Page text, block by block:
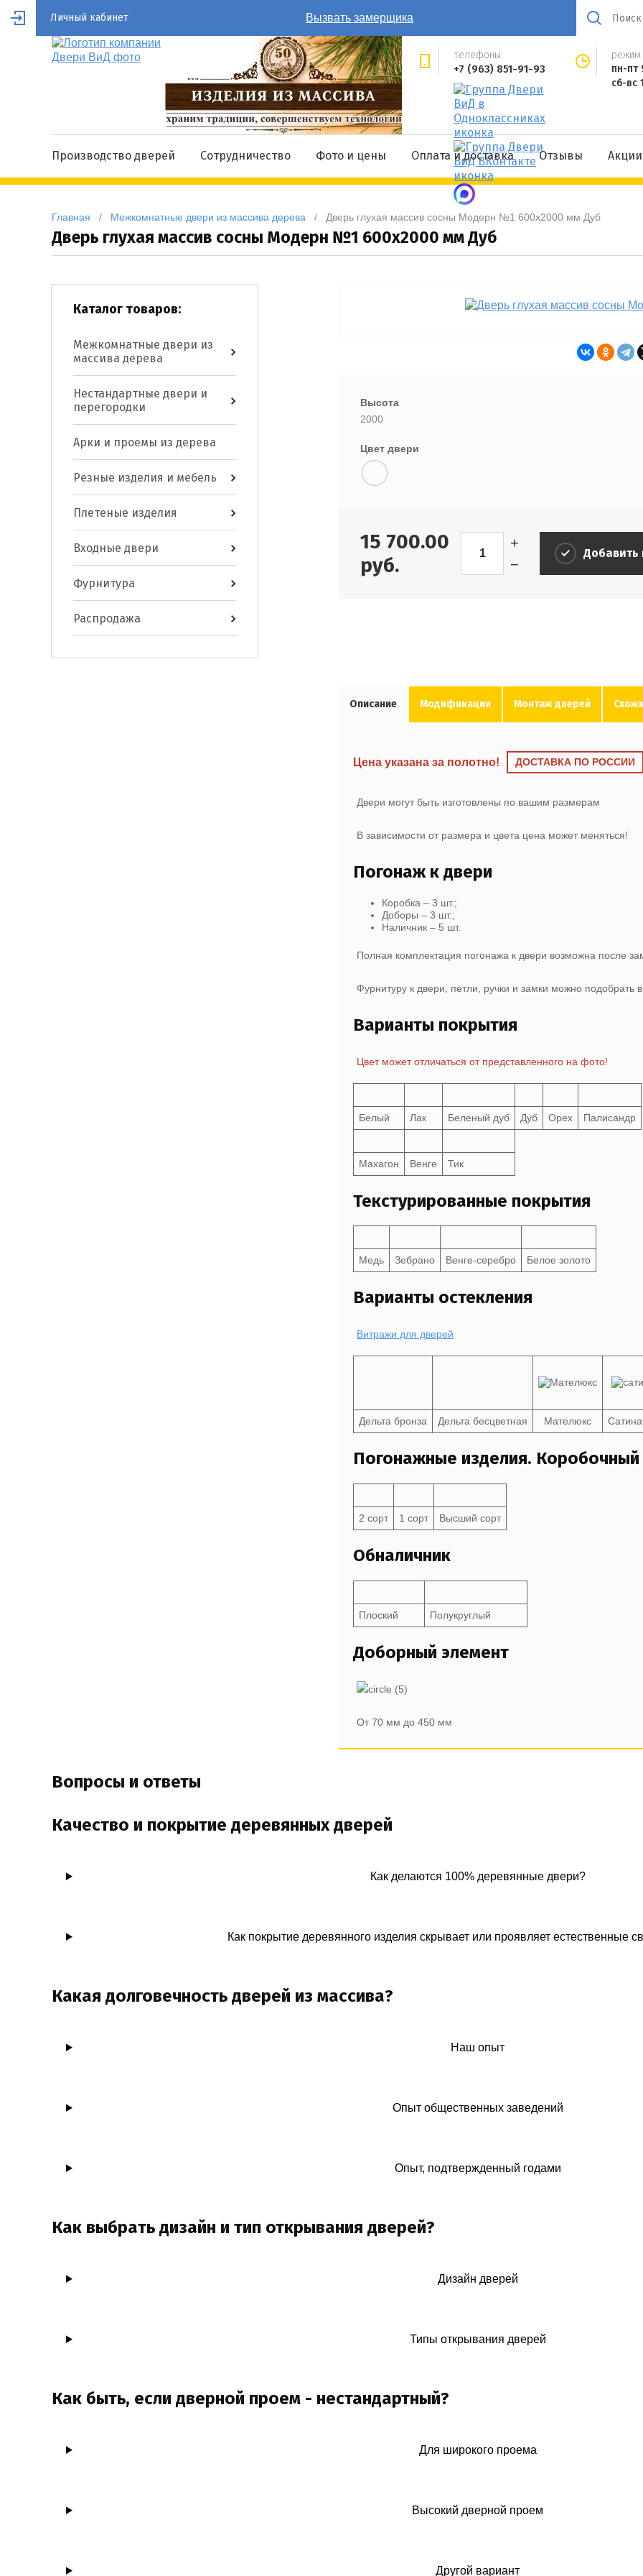
Личный кабинет Вызвать замерщика
телефоны:
+7 (963) 851-91-93
режим
пн-пт
сб-вс
Производство дверей Сотрудничество Фото и цены Оплата и доставка Отзывы Акции
Главная
   /
Межкомнатные двери из массива дерева
   /
Дверь глухая массив сосны Модерн №1 600x2000 мм Дуб
Дверь глухая массив сосны Модерн №1 600x2000 мм Дуб
Каталог товаров:
Межкомнатные двери из
массива дерева
Нестандартные двери и
перегородки
Арки и проемы из дерева
Резные изделия и мебель
Плетеные изделия
Входные двери
Фурнитура
Распродажа
Высота
2000
Цвет двери
15 700.00
руб.
−
+
Добавить
Описание Модификации Монтаж дверей
Цена указана за полотно! ДОСТАВКА ПО РОССИИ
Двери могут быть изготовлены по вашим размерам
В зависимости от размера и цвета цена может меняться!
Погонаж к двери
Коробка – 3 шт.;
Доборы – 3 шт.;
Наличник – 5 шт.
Полная комплектация погонажа к двери возможна после
Фурнитуру к двери, петли, ручки и замки можно подобрать
Варианты покрытия
Цвет может отличаться от представленного на фото!
Белый Лак Беленый дуб Дуб Орех Палисандр
Махагон Венге Тик
Текстурированные покрытия
Медь Зебрано Венге-серебро Белое золото
Варианты остекления
Витражи для дверей
Дельта бронза Дельта бесцветная Мателюкс
Погонажные изделия. Коробочный
2 сорт 1 сорт Высший сорт
Обналичник
Плоский Полукруглый
Доборный элемент
От 70 мм до 450 мм
Вопросы и ответы
Качество и покрытие деревянных дверей
Как делаются 100% деревянные двери?
Как покрытие деревянного изделия скрывает или проявляет естественные
Какая долговечность дверей из массива?
Наш опыт
Опыт общественных заведений
Опыт, подтвержденный годами
Как выбрать дизайн и тип открывания дверей?
Дизайн дверей
Типы открывания дверей
Как быть, если дверной проем - нестандартный?
Для широкого проема
Высокий дверной проем
Другой вариант